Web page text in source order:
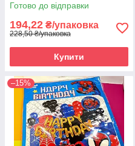
Готово до відправки
194,22 ₴/упаковка
228,50 ₴/упаковка
Купити
–15%